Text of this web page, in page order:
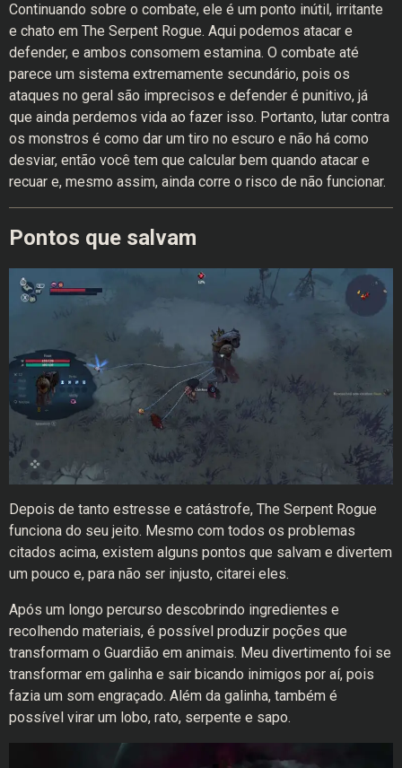
Continuando sobre o combate, ele é um ponto inútil, irritante
e chato em The Serpent Rogue. Aqui podemos atacar e
defender, e ambos consomem estamina. O combate até
parece um sistema extremamente secundário, pois os
ataques no geral são imprecisos e defender é punitivo, já
que ainda perdemos vida ao fazer isso. Portanto, lutar contra
os monstros é como dar um tiro no escuro e não há como
desviar, então você tem que calcular bem quando atacar e
recuar e, mesmo assim, ainda corre o risco de não funcionar.
Pontos que salvam
Depois de tanto estresse e catástrofe, The Serpent Rogue
funciona do seu jeito. Mesmo com todos os problemas
citados acima, existem alguns pontos que salvam e divertem
um pouco e, para não ser injusto, citarei eles.
Após um longo percurso descobrindo ingredientes e
recolhendo materiais, é possível produzir poções que
transformam o Guardião em animais. Meu divertimento foi se
transformar em galinha e sair bicando inimigos por aí, pois
fazia um som engraçado. Além da galinha, também é
possível virar um lobo, rato, serpente e sapo.